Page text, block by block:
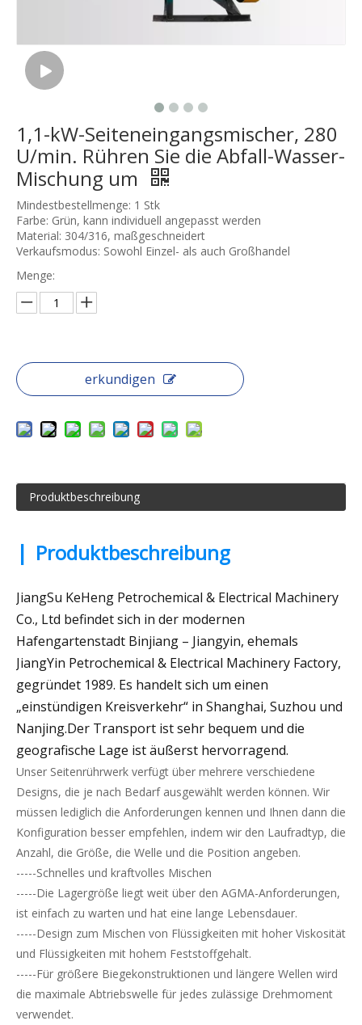
1,1-kW-Seiteneingangsmischer, 280
U/min. Rühren Sie die Abfall-Wasser-
Mischung um
Mindestbestellmenge: 1 Stk
Farbe: Grün, kann individuell angepasst werden
Material: 304/316, maßgeschneidert
Verkaufsmodus: Sowohl Einzel- als auch Großhandel
Menge:
erkundigen
Produktbeschreibung
| Produktbeschreibung
JiangSu KeHeng Petrochemical & Electrical Machinery
Co., Ltd befindet sich in der modernen
Hafengartenstadt Binjiang – Jiangyin, ehemals
JiangYin Petrochemical & Electrical Machinery Factory,
gegründet 1989. Es handelt sich um einen
„einstündigen Kreisverkehr“ in Shanghai, Suzhou und
Nanjing.Der Transport ist sehr bequem und die
geografische Lage ist äußerst hervorragend.
Unser Seitenrührwerk verfügt über mehrere verschiedene
Designs, die je nach Bedarf ausgewählt werden können. Wir
müssen lediglich die Anforderungen kennen und Ihnen dann die
Konfiguration besser empfehlen, indem wir den Laufradtyp, die
Anzahl, die Größe, die Welle und die Position angeben.
-----Schnelles und kraftvolles Mischen
-----Die Lagergröße liegt weit über den AGMA-Anforderungen,
ist einfach zu warten und hat eine lange Lebensdauer.
-----Design zum Mischen von Flüssigkeiten mit hoher Viskosität
und Flüssigkeiten mit hohem Feststoffgehalt.
-----Für größere Biegekonstruktionen und längere Wellen wird
die maximale Abtriebswelle für jedes zulässige Drehmoment
verwendet.